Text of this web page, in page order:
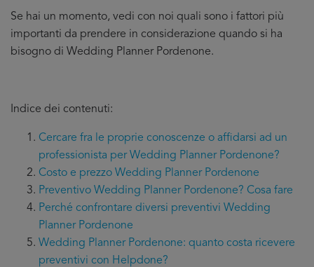
Se hai un momento, vedi con noi quali sono i fattori più
importanti da prendere in considerazione quando si ha
bisogno di Wedding Planner Pordenone.
Indice dei contenuti:
Cercare fra le proprie conoscenze o affidarsi ad un
professionista per Wedding Planner Pordenone?
Costo e prezzo Wedding Planner Pordenone
Preventivo Wedding Planner Pordenone? Cosa fare
Perché confrontare diversi preventivi Wedding
Planner Pordenone
Wedding Planner Pordenone: quanto costa ricevere
preventivi con Helpdone?